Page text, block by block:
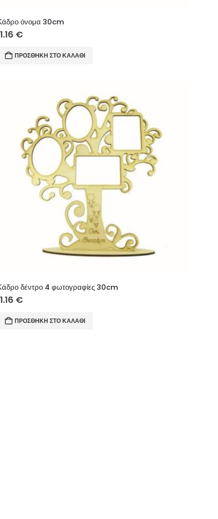
όνομα 30cm
€
ΠΡΟΣΘΉΚΗ ΣΤΟ ΚΑΛΆΘΙ
δέντρο 4 φωτογραφίες 30cm
€
ΠΡΟΣΘΉΚΗ ΣΤΟ ΚΑΛΆΘΙ